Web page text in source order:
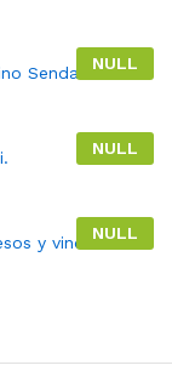
NULL
Sendai.
NULL
NULL
y vinos.